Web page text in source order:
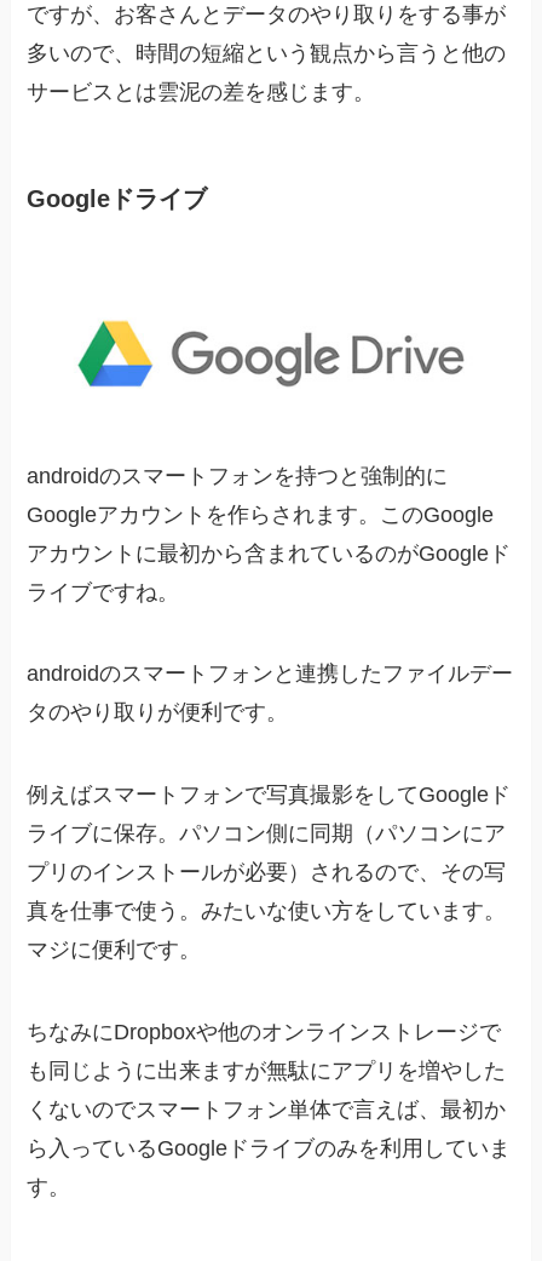
ですが、お客さんとデータのやり取りをする事が
多いので、時間の短縮という観点から言うと他の
サービスとは雲泥の差を感じます。
Googleドライブ
androidのスマートフォンを持つと強制的に
Googleアカウントを作らされます。このGoogle
アカウントに最初から含まれているのがGoogleド
ライブですね。
androidのスマートフォンと連携したファイルデー
タのやり取りが便利です。
例えばスマートフォンで写真撮影をしてGoogleド
ライブに保存。パソコン側に同期（パソコンにア
プリのインストールが必要）されるので、その写
真を仕事で使う。みたいな使い方をしています。
マジに便利です。
ちなみにDropboxや他のオンラインストレージで
も同じように出来ますが無駄にアプリを増やした
くないのでスマートフォン単体で言えば、最初か
ら入っているGoogleドライブのみを利用していま
す。